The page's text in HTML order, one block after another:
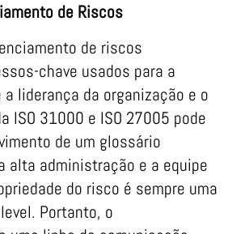
de Riscos
de riscos
chave usados ​​para a
liderança da organização e o
ISO 31000 e ISO 27005 pode
de um glossário
alta administração e a equipe
do risco é sempre uma
Portanto, o